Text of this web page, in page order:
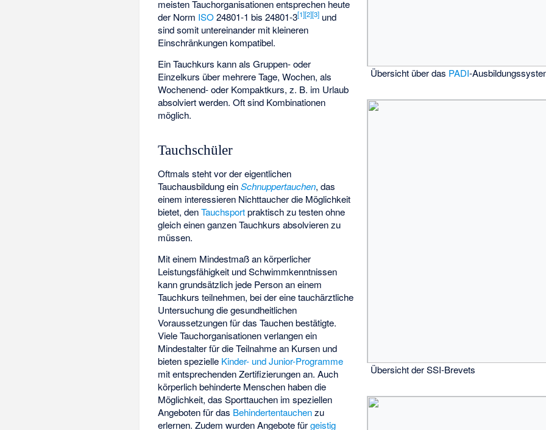
Übersicht über das PADI-
Übersicht der SSI-Brevets
meisten Tauchorganisationen entsprechen heute
der Norm ISO24801-1 bis 24801-3[1][2][3] und
sind somit untereinander mit kleineren
Einschränkungen kompatibel.
Ein Tauchkurs kann als Gruppen- oder
Einzelkurs über mehrere Tage, Wochen, als
Wochenend- oder Kompaktkurs, z. B. im Urlaub
absolviert werden. Oft sind Kombinationen
möglich.
Tauchschüler
Oftmals steht vor der eigentlichen
Tauchausbildung einSchnuppertauchen, das
einem interessieren Nichttaucher die Möglichkeit
bietet, denTauchsportpraktisch zu testen ohne
gleich einen ganzen Tauchkurs absolvieren zu
müssen.
Mit einem Mindestmaß an körperlicher
Leistungsfähigkeit und Schwimmkenntnissen
kann grundsätzlich jede Person an einem
Tauchkurs teilnehmen, bei der eine tauchärztliche
Untersuchung die gesundheitlichen
Voraussetzungen für das Tauchen bestätigte.
Viele Tauchorganisationen verlangen ein
Mindestalter für die Teilnahme an Kursen und
bieten spezielle Kinder- und Junior-Programme
mit entsprechenden Zertifizierungen an. Auch
körperlich behinderte Menschen haben die
Möglichkeit, das Sporttauchen im speziellen
Angeboten für das Behindertentauchenzu
erlernen. Zudem wurden Angebote fürgeistig